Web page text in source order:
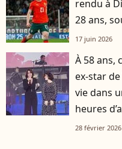
rendu à
28 ans,
17 juin 2026
À 58 ans,
ex-star
vie dans
heures
28 février 2026